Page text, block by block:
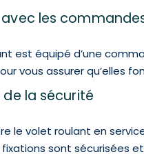
les
est équipé d’une
vous assurer qu’elles
la sécurité
le volet roulant en
sont sécurisées